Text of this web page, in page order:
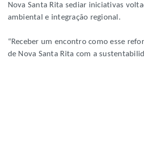
Nova Santa Rita sediar iniciativas
ambiental e integração regional.
“Receber um encontro como esse
de Nova Santa Rita com a